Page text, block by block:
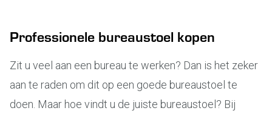
Professionele bureaustoel kopen
Zit u veel aan een bureau te werken? Dan is het zeker
aan te raden om dit op een goede bureaustoel te
doen. Maar hoe vindt u de juiste bureaustoel? Bij